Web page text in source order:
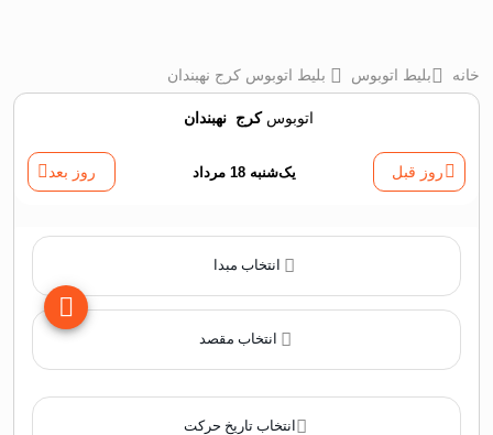
خانه بلیط اتوبوس بلیط اتوبوس کرج نهبندان
اتوبوسکرج نهبندان
روز قبل یک‌شنبه 18 مرداد روز بعد
انتخاب تاریخ حرکت